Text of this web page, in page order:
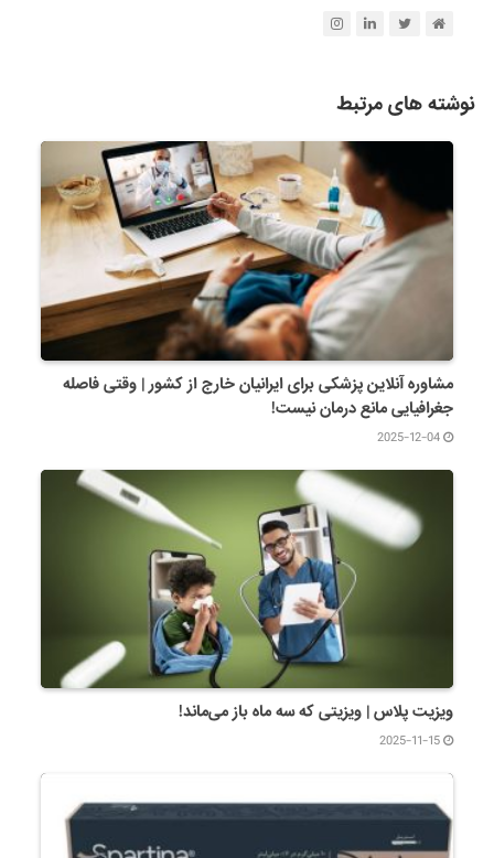
نوشته های مرتبط
مشاوره آنلاین پزشکی برای ایرانیان خارج از کشور | وقتی فاصله
جغرافیایی مانع درمان نیست!
2025-12-04
ویزیت پلاس | ویزیتی که سه ماه باز می‌ماند!
2025-11-15